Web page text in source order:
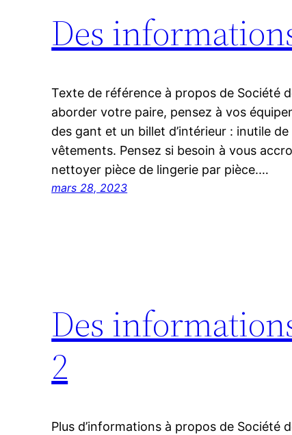
Des
Texte de référence à propos de Société
aborder votre paire, pensez à vos
des gant et un billet d’intérieur : inutile
vêtements. Pensez si besoin à vous
nettoyer pièce de lingerie par pièce.…
mars 28, 2023
Des
2
Plus d’informations à propos de Société